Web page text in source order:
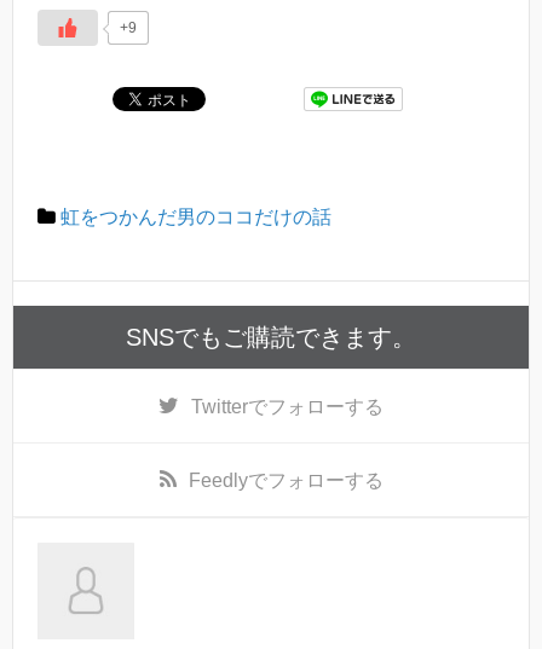
+9
虹をつかんだ男のココだけの話
SNSでもご購読できます。
Twitterでフォローする
Feedlyでフォローする